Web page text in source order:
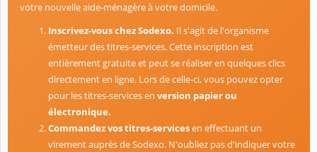
votre nouvelle aide-ménagère à votre domicile.
Inscrivez-vous chez Sodexo. Il s'agit de l'organisme
émetteur des titres-services. Cette inscription est
entièrement gratuite et peut se réaliser en quelques clics
directement en ligne. Lors de celle-ci, vous pouvez opter
pour les titres-services en version papier ou
électronique.
Commandez vos titres-servicesen effectuant un
virement auprès de Sodexo. N'oubliez pas d'indiquer votre